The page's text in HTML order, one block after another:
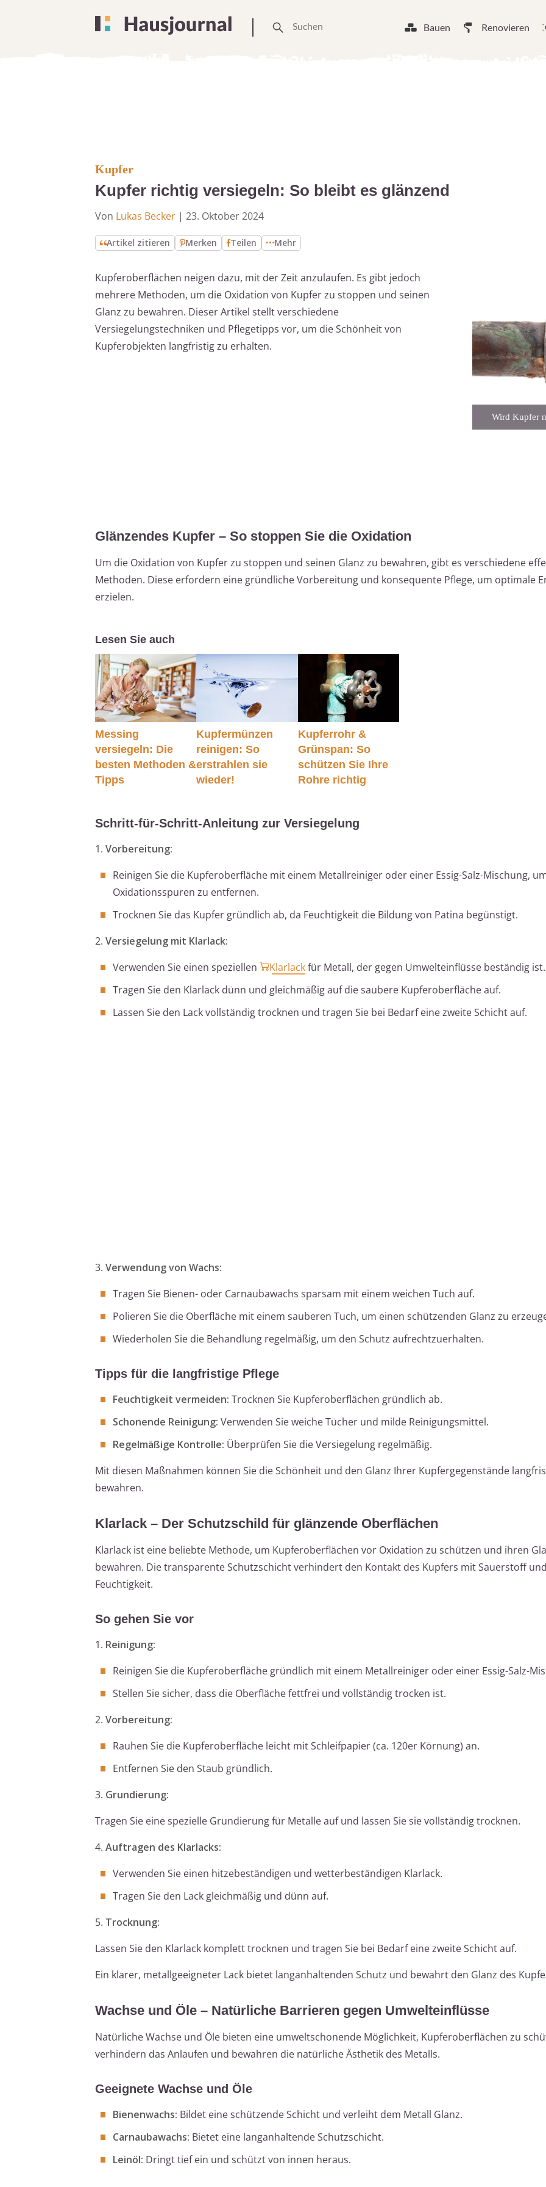
Bauen Renovieren
Kupfer
Kupfer richtig versiegeln: So bleibt es glänzend
Von Lukas Becker | 23. Oktober 2024
Artikel zitieren Merken Teilen Mehr
Kupferoberflächen neigen dazu, mit der Zeit anzulaufen. Es gibt jedoch
mehrere Methoden, um die Oxidation von Kupfer zu stoppen und seinen
Glanz zu bewahren. Dieser Artikel stellt verschiedene
Versiegelungstechniken und Pflegetipps vor, um die Schönheit von
Kupferobjekten langfristig zu erhalten.
Wird Kupfer
Glänzendes Kupfer – So stoppen Sie die Oxidation
Um die Oxidation von Kupfer zu stoppen und seinen Glanz zu bewahren, gibt es verschiedene
Methoden. Diese erfordern eine gründliche Vorbereitung und konsequente Pflege, um optimale
erzielen.
Lesen Sie auch
Messing
versiegeln: Die
besten Methoden &
Tipps
Kupfermünzen
reinigen: So
erstrahlen sie
wieder!
Kupferrohr &
Grünspan: So
schützen Sie Ihre
Rohre richtig
Schritt-für-Schritt-Anleitung zur Versiegelung
1. Vorbereitung:
Reinigen Sie die Kupferoberfläche mit einem Metallreiniger oder einer Essig-Salz-Mischung,
Oxidationsspuren zu entfernen.
Trocknen Sie das Kupfer gründlich ab, da Feuchtigkeit die Bildung von Patina begünstigt.
2. Versiegelung mit Klarlack:
Verwenden Sie einen speziellen
Klarlackfür Metall, der gegen Umwelteinflüsse beständig ist.
Tragen Sie den Klarlack dünn und gleichmäßig auf die saubere Kupferoberfläche auf.
Lassen Sie den Lack vollständig trocknen und tragen Sie bei Bedarf eine zweite Schicht auf.
3. Verwendung von Wachs:
Tragen Sie Bienen- oder Carnaubawachs sparsam mit einem weichen Tuch auf.
Polieren Sie die Oberfläche mit einem sauberen Tuch, um einen schützenden Glanz zu
Wiederholen Sie die Behandlung regelmäßig, um den Schutz aufrechtzuerhalten.
Tipps für die langfristige Pflege
Feuchtigkeit vermeiden: Trocknen Sie Kupferoberflächen gründlich ab.
Schonende Reinigung: Verwenden Sie weiche Tücher und milde Reinigungsmittel.
Regelmäßige Kontrolle: Überprüfen Sie die Versiegelung regelmäßig.
Mit diesen Maßnahmen können Sie die Schönheit und den Glanz Ihrer Kupfergegenstände
bewahren.
Klarlack – Der Schutzschild für glänzende Oberflächen
Klarlack ist eine beliebte Methode, um Kupferoberflächen vor Oxidation zu schützen und ihren
bewahren. Die transparente Schutzschicht verhindert den Kontakt des Kupfers mit Sauerstoff
Feuchtigkeit.
So gehen Sie vor
1. Reinigung:
Reinigen Sie die Kupferoberfläche gründlich mit einem Metallreiniger oder einer Essig-Salz-
Stellen Sie sicher, dass die Oberfläche fettfrei und vollständig trocken ist.
2. Vorbereitung:
Rauhen Sie die Kupferoberfläche leicht mit Schleifpapier (ca. 120er Körnung) an.
Entfernen Sie den Staub gründlich.
3. Grundierung:
Tragen Sie eine spezielle Grundierung für Metalle auf und lassen Sie sie vollständig trocknen.
4. Auftragen des Klarlacks:
Verwenden Sie einen hitzebeständigen und wetterbeständigen Klarlack.
Tragen Sie den Lack gleichmäßig und dünn auf.
5. Trocknung:
Lassen Sie den Klarlack komplett trocknen und tragen Sie bei Bedarf eine zweite Schicht auf.
Ein klarer, metallgeeigneter Lack bietet langanhaltenden Schutz und bewahrt den Glanz des
Wachse und Öle – Natürliche Barrieren gegen Umwelteinflüsse
Natürliche Wachse und Öle bieten eine umweltschonende Möglichkeit, Kupferoberflächen zu
verhindern das Anlaufen und bewahren die natürliche Ästhetik des Metalls.
Geeignete Wachse und Öle
Bienenwachs: Bildet eine schützende Schicht und verleiht dem Metall Glanz.
Carnaubawachs: Bietet eine langanhaltende Schutzschicht.
Leinöl: Dringt tief ein und schützt von innen heraus.